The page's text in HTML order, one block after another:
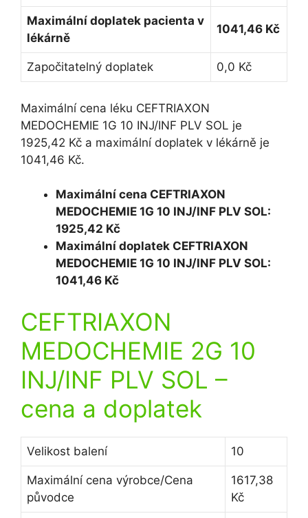
Maximální doplatek pacienta v
lékárně
1041,46 Kč
Započitatelný doplatek 0,0 Kč
Maximální cena léku CEFTRIAXON
MEDOCHEMIE 1G 10 INJ/INF PLV SOL je
1925,42 Kč a maximální doplatek v lékárně je
1041,46 Kč.
Maximální cena CEFTRIAXON
MEDOCHEMIE 1G 10 INJ/INF PLV SOL:
1925,42 Kč
Maximální doplatek CEFTRIAXON
MEDOCHEMIE 1G 10 INJ/INF PLV SOL:
1041,46 Kč
CEFTRIAXON
MEDOCHEMIE 2G 10
INJ/INF PLV SOL –
cena a doplatek
Velikost balení 10
Maximální cena výrobce/Cena
původce
1617,38
Kč